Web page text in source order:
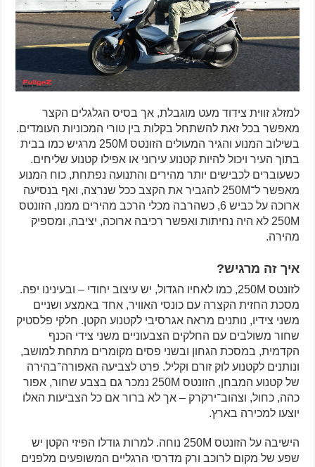
למזלג זווית צידוד מעט מוגבלת, אך בסיס הגלגלים הקצר
מאפשר בכל זאת להשתחל בקלות בין טורי המכוניות העומדים.
בשילוב המנוע והגיר המעולים הזונטס 250M מרגיש כמו בבית
בתוך העיר ויכול להיות קטנוע עירוני או אפילו קטנוע שליחים.
כשעוברים לכבישים יותר מהירים והתנועה נפתחת, כוח המנוע
מאפשר ל־250M להגביר את הקצב ככל שנרצה, ואף בנסיעה
ארוכה על כביש 6, כשהרבה מכלי הרכב מהירים ממנו, הזונטס
250M לא היה נחיתות ואפשר רכיבה ארוכה, יציבה, ומספיק
מהירה.
איך זה מרגיש?
לזונטס 250M, כמו לאחיו הגדול, יש עיצוב יחודי – ובעינינו יפה.
מסכת החזית הקצרה עם כונסי האוויר, אחד באמצע ושניים
משני צידיו, נותנים מראה אגרסיבי לקטנוע הקטן. חלקי פלסטיק
שחור משולבים עם החלקים הצבעוניים משני צידי הכנף
הקדמית, במסכת הגחון ובשני פסים מקומרים מתחת למושב,
ונותנים לקטנוע לוק זורם וקליל. פרט לצביעה האפורה־בהירה
של קטנוע המבחן, הזונטס 250M נמכר גם בצבע שחור, אפור
כהה, כחול, וצהוב־ירקרק – אך לא ברור אם כל הצביעות האלו
יוצעו למכירה בארץ.
הישיבה על הזונטס 250M נוחה. למרות גודלו הפיזי הקטן יש
שפע של מקום לרוכב ורק מדרסי הרגליים המשופעים מלפנים